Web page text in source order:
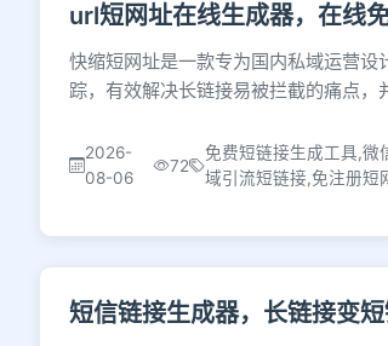
url短网址在线生成器，在线
快缩短网址是一款专为国内私域运营
踪，有效解决长链接易被拦截的痛点，
2026-
08-06
72
免费短链接生成工具,微
域引流短链接,免注册短
短信链接生成器，长链接变